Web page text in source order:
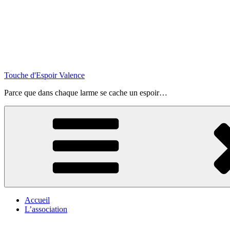
Touche d'Espoir Valence
Parce que dans chaque larme se cache un espoir…
Accueil
L’association